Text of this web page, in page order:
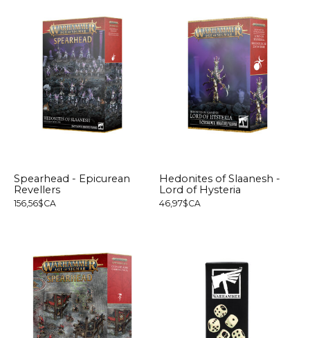
Spearhead - Epicurean
Revellers
156,56$CA
Hedonites of Slaanesh -
Lord of Hysteria
46,97$CA